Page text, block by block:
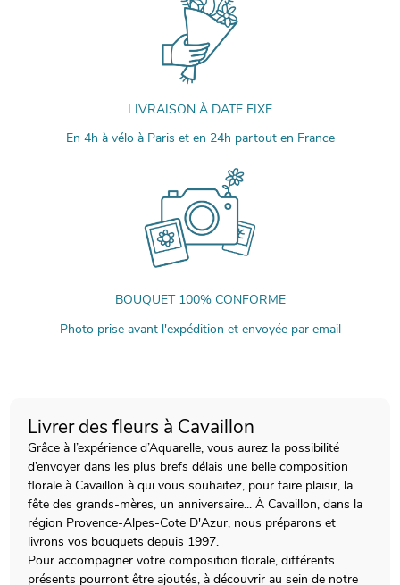
LIVRAISON À DATE FIXE
En 4h à vélo à Paris et en 24h partout en France
BOUQUET 100% CONFORME
Photo prise avant l'expédition et envoyée par email
Livrer des fleurs à Cavaillon
Grâce à l’expérience d’Aquarelle, vous aurez la possibilité
d’envoyer dans les plus brefs délais une belle composition
florale à Cavaillon à qui vous souhaitez, pour faire plaisir, la
fête des grands-mères, un anniversaire... À Cavaillon, dans la
région Provence-Alpes-Cote D'Azur, nous préparons et
livrons vos bouquets depuis 1997.
Pour accompagner votre composition florale, différents
présents pourront être ajoutés, à découvrir au sein de notre